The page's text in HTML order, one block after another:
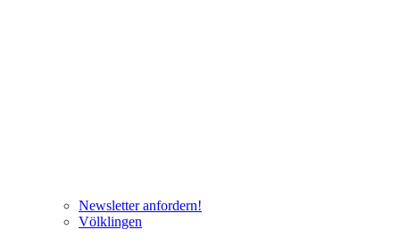
Newsletter anfordern!
Völklingen